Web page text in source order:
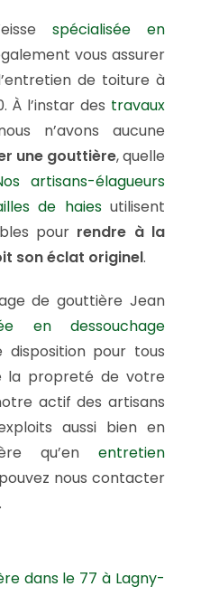
spécialisée en
vous assurer
de toiture à
À l’instar des travaux
n’avons aucune
une gouttière, quelle
artisans-élagueurs
de haiesutilisent
pour rendre à la
son éclat originel.
de gouttière Jean
en dessouchage
pour tous
la propreté de votre
actif des artisans
aussi bien en
qu’en entretien
nous contacter
dans le 77 à Lagny-